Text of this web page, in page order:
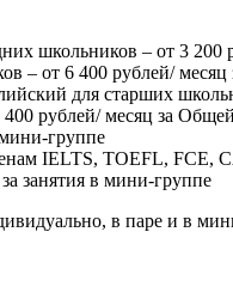
школьников – от 3 200
– от 6 400 рублей/ месяц
для старших
рублей/ месяц за
группе
IELTS, TOEFL, FCE,
занятия в мини-группе
в паре и в